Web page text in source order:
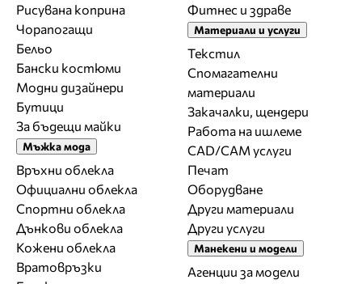
Рисувана коприна
Чорапогащи
Бельо
Бански костюми
Модни дизайнери
Бутици
За бъдещи майки
Мъжка мода
Връхни облекла
Официални облекла
Спортни облекла
Дънкови облекла
Кожени облекла
Вратовръзки
Фитнес и здраве
Материали и услуги
Текстил
Спомагателни
материали
Закачалки, щендери
Работа на ишлеме
CAD/CAM услуги
Печат
Оборудване
Други материали
Други услуги
Манекени и модели
Агенции за модели